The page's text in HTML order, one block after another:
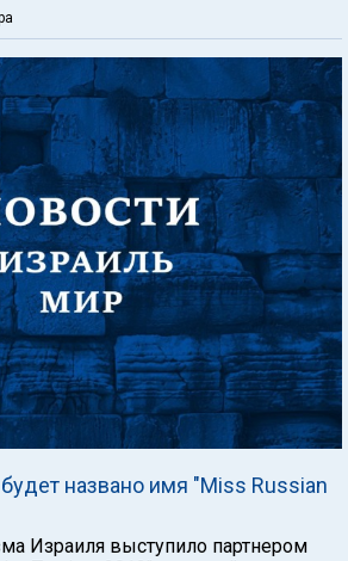
названо имя "Miss Russian
Израиля выступило партнером